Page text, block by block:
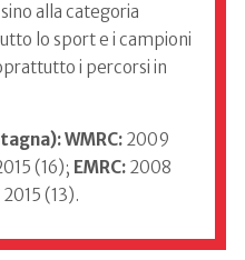
alla categoria
lo sport e i campioni
i percorsi in
WMRC: 2009
(16); EMRC: 2008
(13).